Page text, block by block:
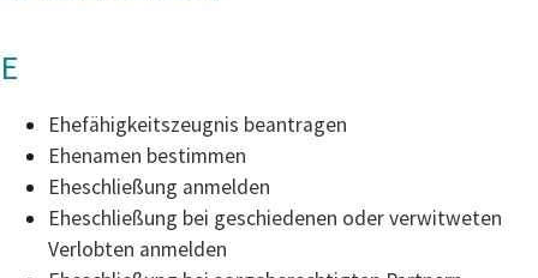
E
Ehefähigkeitszeugnis beantragen
Ehenamen bestimmen
Eheschließung anmelden
Eheschließung bei geschiedenen oder verwitweten
Verlobten anmelden